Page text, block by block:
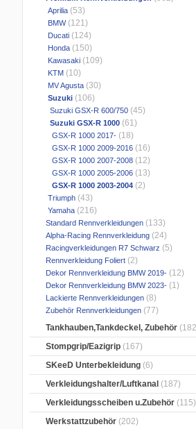
Aprilia (53)
BMW(121)
Ducati (124)
Honda (150)
Kawasaki (109)
KTM (10)
MV Agusta (30)
Suzuki (106)
Suzuki GSX-R 600/750 (45)
Suzuki GSX-R 1000 (61)
GSX-R 1000 2017- (18)
GSX-R 1000 2009-2016 (16)
GSX-R 1000 2007-2008 (12)
GSX-R 1000 2005-2006 (13)
GSX-R 1000 2003-2004 (2)
Triumph (43)
Yamaha (216)
Standard Rennverkleidungen (133)
Alpha-Racing Rennverkleidung (24)
Racingverkleidungen R7 Schwarz (5)
Rennverkleidung Foliert (2)
Dekor Rennverkleidung BMW 2019- (12)
Dekor Rennverkleidung BMW 2023- (1)
Lackierte Rennverkleidungen (8)
Zubehör Rennverkleidungen (77)
Tankhauben,Tankdeckel, Zubehör
Stompgrip/Eazigrip (167)
SKeeD Unterbekleidung (6)
Verkleidungshalter/Luftkanal (187)
Verkleidungsscheiben u.Zubehör (115)
Werkstattzubehör (202)